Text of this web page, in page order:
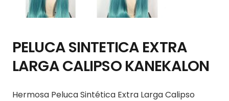
PELUCA SINTETICA EXTRA
LARGA CALIPSO KANEKALON
Hermosa Peluca Sintética Extra Larga Calipso